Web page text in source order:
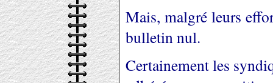
Mais, malgré leurs
bulletin nul.
Certainement les